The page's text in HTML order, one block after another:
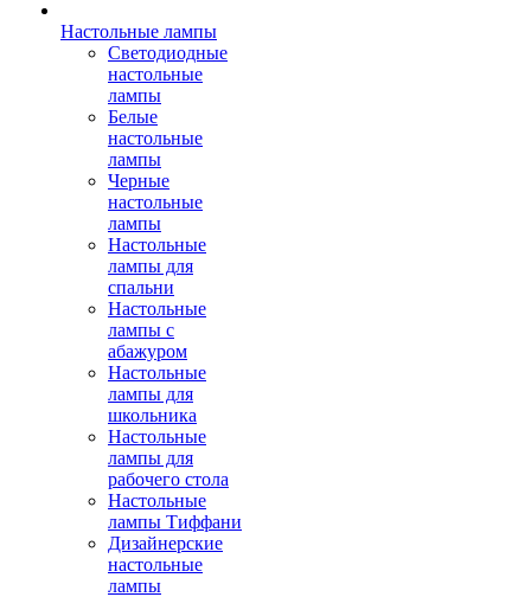
Настольные лампы
Светодиодные
настольные
лампы
Белые
настольные
лампы
Черные
настольные
лампы
Настольные
лампы для
спальни
Настольные
лампы с
абажуром
Настольные
лампы для
школьника
Настольные
лампы для
рабочего стола
Настольные
лампы Тиффани
Дизайнерские
настольные
лампы